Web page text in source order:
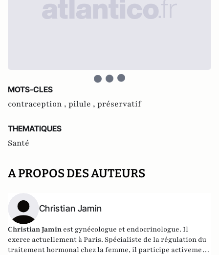
MOTS-CLES
contraception , pilule , préservatif
THEMATIQUES
Santé
A PROPOS DES AUTEURS
Christian Jamin
Christian Jamin est gynécologue et endocrinologue. Il
exerce actuellement à Paris. Spécialiste de la régulation du
traitement hormonal chez la femme, il participe activement